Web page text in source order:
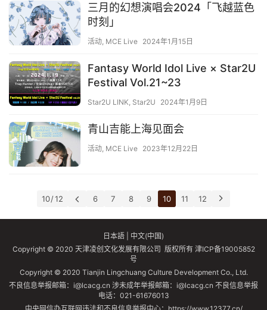
三月的幻想演唱会2024「飞越蓝色
时刻」
活动, MCE Live 2024年1月15日
Fantasy World Idol Live × Star2U
Festival Vol.21~23
Star2U LINK, Star2U 2024年1月9日
青山吉能上海见面会
活动, MCE Live 2023年12月22日
10 / 12 6 7 8 9 10 11 12
日本語
中文(中国)
Copyright © 2020 天津凌创文化发展有限公司 版权所有 津ICP备19005852
号
Copyright © 2020 Tianjin Lingchuang Culture Development Co., Ltd.
不良信息举报邮箱：i@lcacg.cn 涉未成年举报邮箱：i@lcacg.cn 不良信息举报
电话：021-61676013